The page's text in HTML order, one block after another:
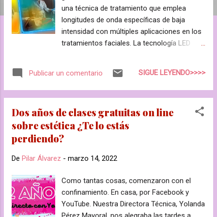
una técnica de tratamiento que emplea
longitudes de onda específicas de baja
intensidad con múltiples aplicaciones en los
tratamientos faciales. La tecnología LED
de los astronautas en el espacio, ha sido un
gran avance en el campo estético con fines
de onda se pueden aplicar distintas luces
con múltiples efectos sobre la piel. ¿QUE
BENEFICIOS TIENE LA MÁSCARA LED? La
con un equipo manos libres y efectos
Sin efectos secundarios. DESCRIPCIÓN Y
EFECTOS La máscara LED emite un total de
7 longitudes de onda (desde 480nm hasta
Publicar un comentario SIGUE LEYENDO>>>>
Dos años de clases gratuitas on line
sobre estética ¿Te lo estás
perdiendo?
De Pilar Álvarez - marzo 14, 2022
Como tantas cosas, comenzaron con el
confinamiento. En casa, por Facebook y
YouTube. Nuestra Directora Técnica, Yolanda